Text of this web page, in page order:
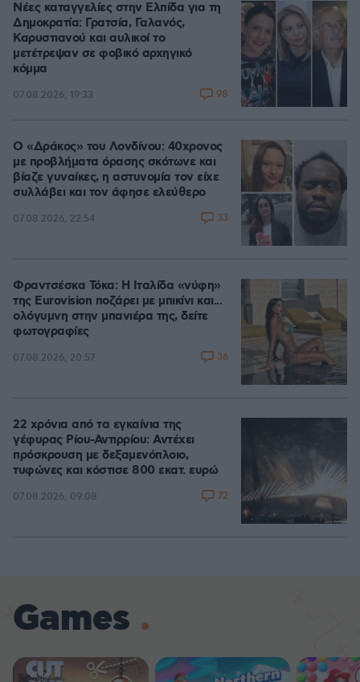
Νέες καταγγελίες στην Ελπίδα για τη
Δημοκρατία: Γρατσία, Γαλανός,
Καρυστιανού και αυλικοί το
μετέτρεψαν σε φοβικό αρχηγικό
κόμμα
07.08.2026, 19:33 98
Ο «Δράκος» του Λονδίνου: 40χρονος
με προβλήματα όρασης σκότωνε και
βίαζε γυναίκες, η αστυνομία τον είχε
συλλάβει και τον άφησε ελεύθερο
07.08.2026, 22:54 33
Φραντσέσκα Τόκα: Η Ιταλίδα «νύφη»
της Eurovision ποζάρει με μπικίνι και...
ολόγυμνη στην μπανιέρα της, δείτε
φωτογραφίες
07.08.2026, 20:57 36
22 χρόνια από τα εγκαίνια της
γέφυρας Ρίου-Αντιρρίου: Αντέχει
πρόσκρουση με δεξαμενόπλοιο,
τυφώνες και κόστισε 800 εκατ. ευρώ
07.08.2026, 09:08 72
Games